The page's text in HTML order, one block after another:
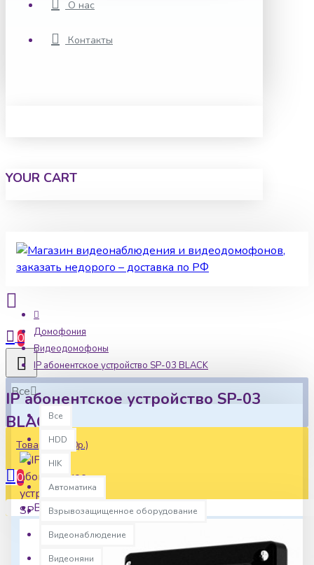
О нас
Контакты
YOUR CART
0
Все
Все
HDD
HIK
Автоматика
Взрывозащищенное оборудование
Видеонаблюдение
Видеоняни
Товаров: 0 (0р.)
0
Ваша корзина пуста!
Домофония
Видеодомофоны
IP абонентское устройство SP-03 BLACK
IP абонентское устройство SP-03
BLACK